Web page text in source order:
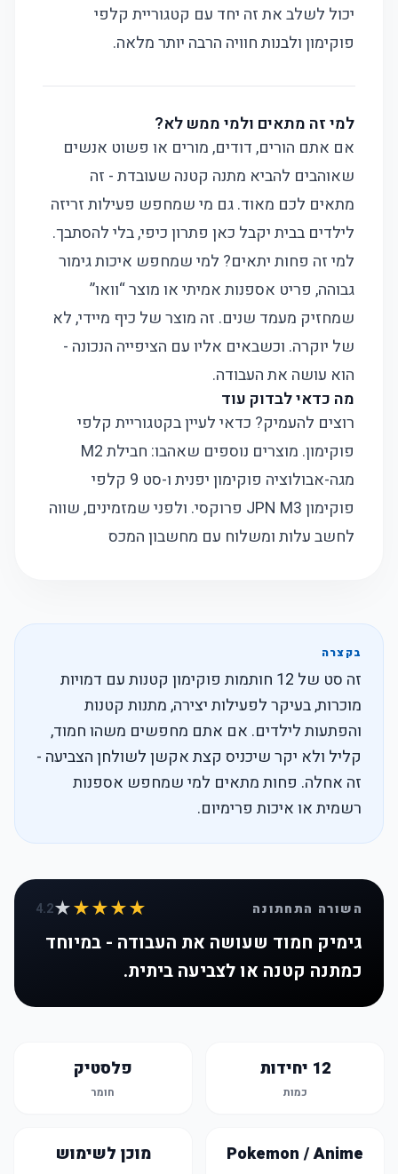
יכול לשלב את זה יחד עם קטגוריית קלפי
פוקימוןולבנות חוויה הרבה יותר מלאה.
למי זה מתאים ולמי ממש לא?
אם אתם הורים, דודים, מורים או פשוט אנשים
שאוהבים להביא מתנה קטנה שעובדת - זה
מתאים לכם מאוד. גם מי שמחפש פעילות זריזה
לילדים בבית יקבל כאן פתרון כיפי, בלי להסתבך.
למי זה פחות יתאים? למי שמחפש איכות גימור
גבוהה, פריט אספנות אמיתי או מוצר “וואו”
שמחזיק מעמד שנים. זה מוצר של כיף מיידי, לא
של יוקרה. וכשבאים אליו עם הציפייה הנכונה -
הוא עושה את העבודה.
מה כדאי לבדוק עוד
רוצים להעמיק? כדאי לעיין בקטגוריית קלפי
פוקימון. מוצרים נוספים שאהבו:
חבילת M2
מגה-אבולוציה פוקימון יפניתו-
סט 9 קלפי
פוקימון JPN M3 פרוקסי
. ולפני שמזמינים, שווה
לחשב עלות ומשלוח עם מחשבון המכס
בקצרה
זה סט של 12 חותמות פוקימון קטנות עם דמויות
מוכרות, בעיקר לפעילות יצירה, מתנות קטנות
והפתעות לילדים. אם אתם מחפשים משהו חמוד,
קליל ולא יקר שיכניס קצת אקשן לשולחן הצביעה -
זה אחלה. פחות מתאים למי שמחפש אספנות
רשמית או איכות פרימיום.
השורה התחתונה ★★★★
★
4.2
גימיק חמוד שעושה את העבודה - במיוחד
כמתנה קטנה או לצביעה ביתית.
12 יחידות
כמות
פלסטיק
חומר
Pokemon / Anime מוכן לשימוש